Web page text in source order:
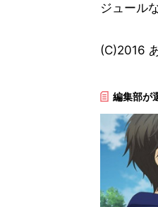
ジュール
(C)2016
編集部が